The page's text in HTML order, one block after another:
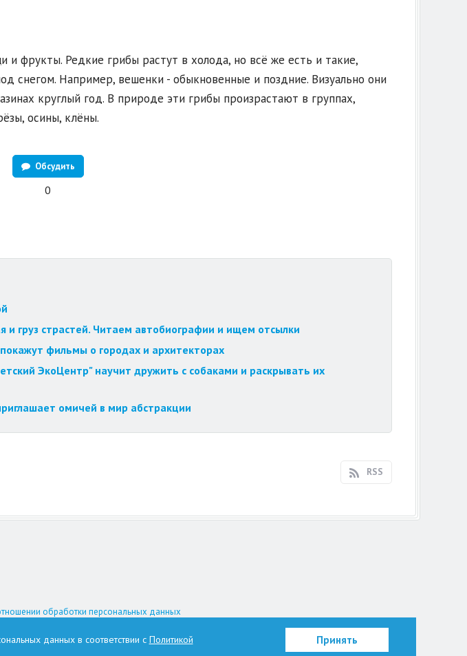
фрукты. Редкие грибы растут в холода, но всё же есть и такие,
снегом. Например, вешенки - обыкновенные и поздние. Визуально они
круглый год. В природе эти грибы произрастают в группах,
осины, клёны.
Обсудить
0
и груз страстей. Читаем автобиографии и ищем отсылки
фильмы о городах и архитекторах
ЭкоЦентр" научит дружить с собаками и раскрывать их
омичей в мир абстракции
RSS
обработки персональных данных
Татьяна Петровна
данных в соответствии с Политикой Принять